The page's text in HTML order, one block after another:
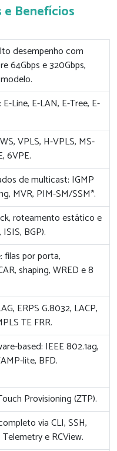
e Benefícios
desempenho com
64Gbps e 320Gbps,
Line, E-LAN, E-Tree, E-
VPLS, H-VPLS, MS-
6VPE.
de multicast: IGMP
MVR, PIM-SM/SSM*.
roteamento estático e
BGP).
filas por porta,
shaping, WRED e 8
ERPS G.8032, LACP,
TE FRR.
based: IEEE 802.1ag,
lite, BFD.
Provisioning (ZTP).
via CLI, SSH,
e RCView.